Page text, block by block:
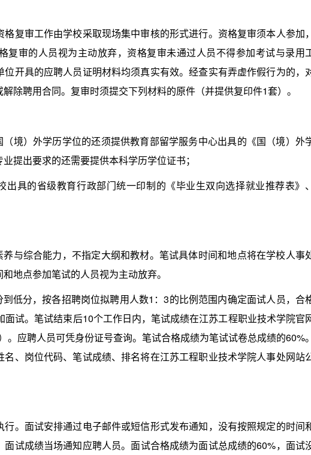
审工作由学校采取现场集中审核的形式进行。资格复审须本人参加，
复审的人员视为主动放弃，资格复审未通过人员不得参加考试与录用
开具的应聘人员证明材料均须真实有效。经查实有弄虚作假行为的，
除聘用合同。复审时须提交下列材料的原件（并提供复印件1套）。
）外学历学位的还须提供教育部留学服务中心出具的《国（境）外
提出要求的还需要提供本科学历学位证书；
具的省级教育行政部门统一印制的《毕业生双向选择就业推荐表》、
综合能力，不指定大纲和教材。笔试具体时间和地点将在学校人事
地点参加笔试的人员视为主动放弃。
分，按各招聘岗位拟聘用人数1：3的比例范围内确定面试人员，合
试。笔试结束后10个工作日内，笔试成绩在江苏工程职业技术学院官
。应聘人员可凭身份证号查询。笔试合格成绩为笔试试卷总成绩的60%。
、岗位代码、笔试成绩、排名将在江苏工程职业技术学院人事处网站
。面试安排通过电子邮件或短信形式发布通知，没有按照规定的时间
试成绩当场通知应聘人员。面试合格成绩为面试总成绩的60%，面试